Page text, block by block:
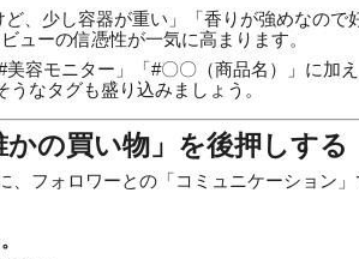
ど、少し容器が重い」「香りが強めなので
ューの信憑性が一気に高まります。
美容モニター」「#〇〇（商品名）」に加
なタグも盛り込みましょう。
の買い物」を後押しする
フォロワーとの「コミュニケーション」